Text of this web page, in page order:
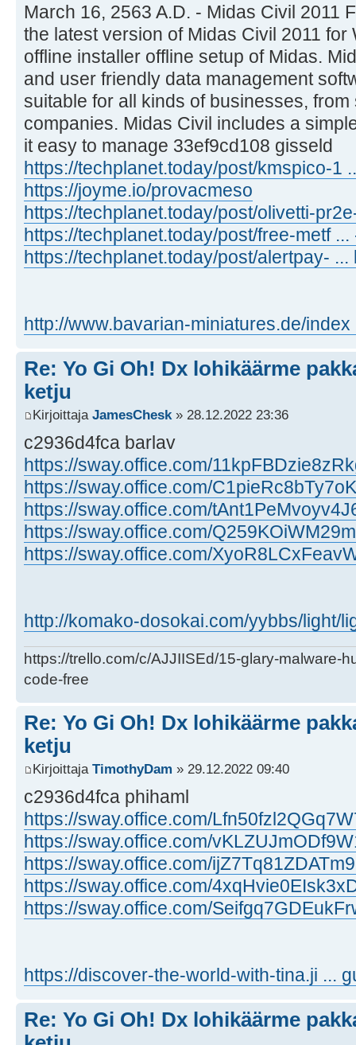
March 16, 2563 A.D. - Midas Civil 2011
the latest version of Midas Civil 2011
offline installer offline setup of Midas.
and user friendly data management
suitable for all kinds of businesses,
companies. Midas Civil includes a
it easy to manage 33ef9cd108 gisseld
https://techplanet.today/post/kmspico-1
https://joyme.io/provacmeso
https://techplanet.today/post/olivetti-
https://techplanet.today/post/free-metf
https://techplanet.today/post/alertpay- ...
http://www.bavarian-miniatures.de/
Re: Yo Gi Oh! Dx lohikäärme
ketju
Kirjoittaja JamesChesk» 28.12.2022 23:36
c2936d4fca barlav
https://sway.office.com/
https://sway.office.com/
https://sway.office.com/
https://sway.office.com/
https://sway.office.com/
http://komako-dosokai.com/yybbs/light/
https://trello.com/c/AJJIISEd/15-glary-malware-
code-free
Re: Yo Gi Oh! Dx lohikäärme
ketju
Kirjoittaja TimothyDam » 29.12.2022 09:40
c2936d4fca phihaml
https://sway.office.com/
https://sway.office.com/
https://sway.office.com/
https://sway.office.com/
https://sway.office.com/
https://discover-the-world-with-tina.ji ...
Re: Yo Gi Oh! Dx lohikäärme